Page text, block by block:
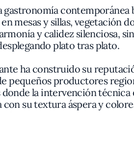
gastronomía contemporánea
mesas y sillas, vegetación
y calidez silenciosa,
plato tras plato.
ha construido su
pequeños productores
la intervención técnica
con su textura áspera y
y continente.
Fermentados y curados